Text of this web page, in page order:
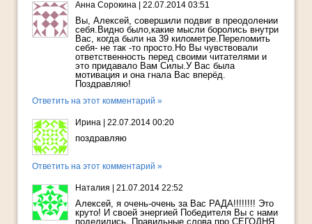
Анна Сорокина | 22.07.2014 03:51
Вы, Алексей, совершили подвиг в преодолении
себя.Видно было,какие мысли боролись внутри
Вас, когда были на 39 километре.Переломить
себя- не так -то просто.Но Вы чувствовали
ответственность перед своими читателями и
это придавало Вам Силы.У Вас была
мотивация и она гнала Вас вперёд.
Поздравляю!
Ответить на этот комментарий »
Ирина | 22.07.2014 00:20
поздравляю
Ответить на этот комментарий »
Наталия | 21.07.2014 22:52
Алексей, я очень-очень за Вас РАДА!!!!!!!! Это
круто! И своей энергией Победителя Вы с нами
поделились. Правильные слова про СЕГОДНЯ.